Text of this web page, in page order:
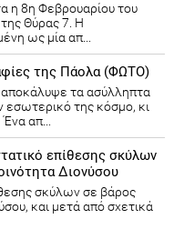
η 8η Φεβρουαρίου του
Θύρας 7. Η
ως μία απ...
της Πάολα (ΦΩΤΟ)
τα ασύλληπτα
εσωτερικό της κόσμο, κι
απ...
επίθεσης σκύλων
Διονύσου
σκύλων σε βάρος
και μετά από σχετικά